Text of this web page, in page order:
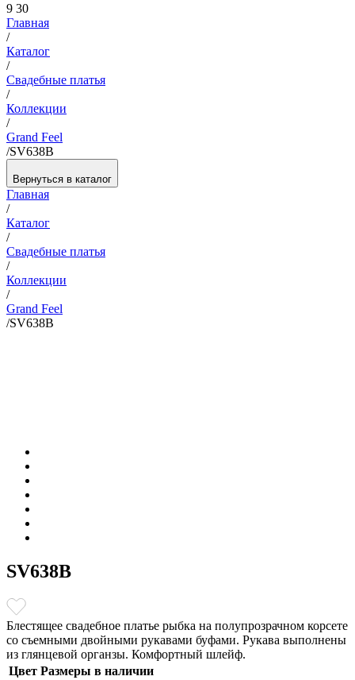
9 30
Главная
/
Каталог
/
Свадебные платья
/
Коллекции
/
Grand Feel
/SV638B
Вернуться в каталог
Главная
/
Каталог
/
Свадебные платья
/
Коллекции
/
Grand Feel
/SV638B
SV638B
Блестящее свадебное платье рыбка на полупрозрачном корсете
со съемными двойными рукавами буфами. Рукава выполнены
из глянцевой органзы. Комфортный шлейф.
Цвет Размеры в наличии